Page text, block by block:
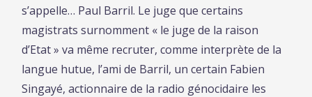
s’appelle… Paul Barril. Le juge que certains
magistrats surnomment « le juge de la raison
d’Etat » va même recruter, comme interprète de la
langue hutue, l’ami de Barril, un certain Fabien
Singayé, actionnaire de la radio génocidaire les